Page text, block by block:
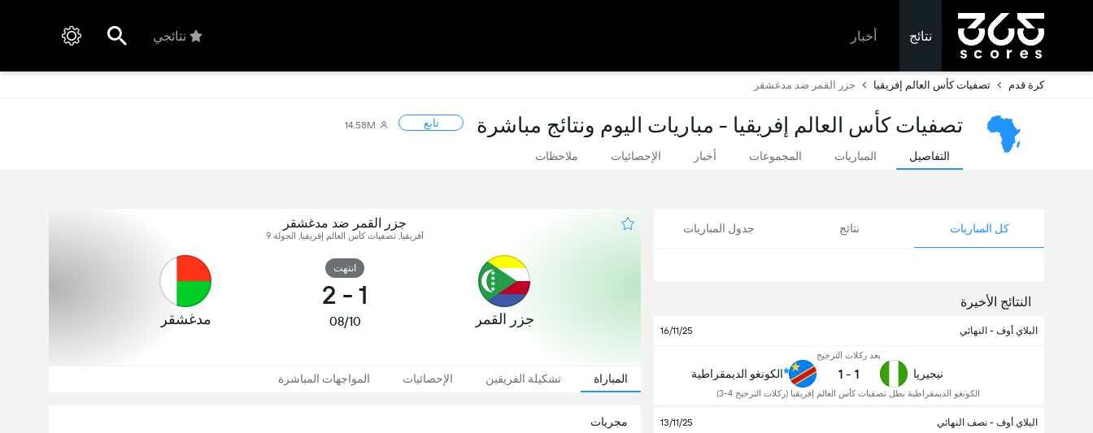
نتائج أخبار نتائجي
كرة قدم تصفيات كأس العالم إفريقيا جزر القمر ضد مدغشقر
تصفيات كأس العالم إفريقيا - مباريات اليوم ونتائج مباشرة تابع 14.58M
التفاصيل المباريات المجموعات أخبار الإحصائيات ملاحظات
كل المباريات نتائج جدول المباريات
النتائج الأخيرة
البلاي أوف - النهائي 16/11/25
نيجيريا
بعد ركلات الترجيح
1
-
1
الكونغو الديمقراطية بطل تصفيات كأس العالم إفريقيا (ركلات الترجيح 4-3)
الكونغو الديمقراطية
البلاي أوف - نصف النهائي 13/11/25
جزر القمر ضد مدغشقر
أفريقيا, تصفيات كأس العالم إفريقيا, الجولة 9
جزر القمر
انتهت
1
-
2
08/10 مدغشقر
المباراة تشكيلة الفريقين الإحصائيات المواجهات المباشرة
مجريات